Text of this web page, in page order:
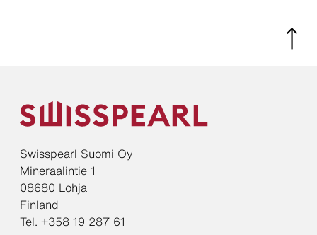
Swisspearl Suomi Oy
Mineraalintie 1
08680 Lohja
Finland
Tel. +358 19 287 61